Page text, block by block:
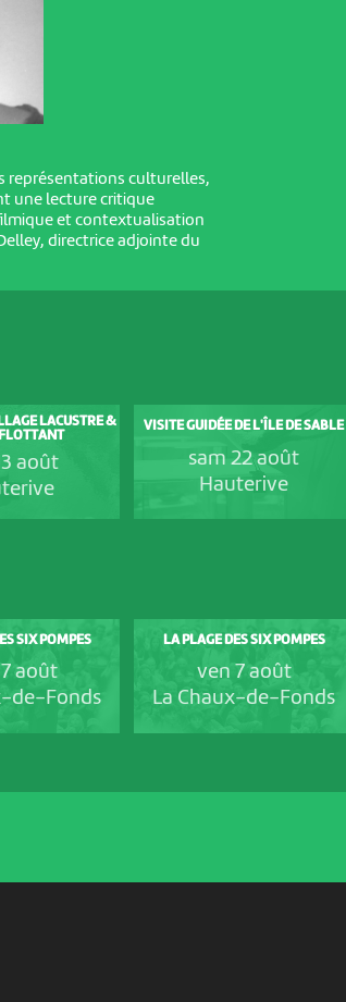
représentations culturelles,
une lecture critique
et contextualisation
directrice adjointe du
LACUSTRE &
août
VISITE GUIDÉE DE L'ÎLE DE SABLE
sam 22 août
Hauterive
SIX POMPES
août
de-Fonds
LA PLAGE DES SIX POMPES
ven 7 août
La Chaux-de-Fonds